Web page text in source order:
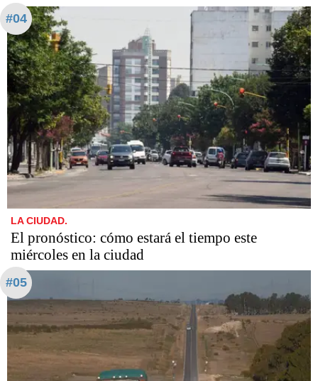
#04
LA CIUDAD.
El pronóstico: cómo estará el tiempo este
miércoles en la ciudad
#05